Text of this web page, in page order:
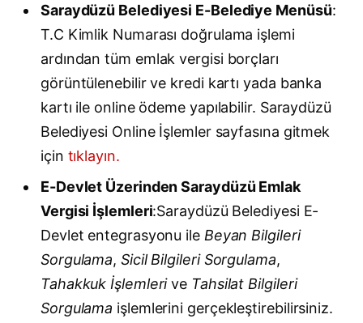
Saraydüzü Belediyesi E-Belediye Menüsü:
T.C Kimlik Numarası doğrulama işlemi
ardından tüm emlak vergisi borçları
görüntülenebilir ve kredi kartı yada banka
kartı ile online ödeme yapılabilir. Saraydüzü
Belediyesi Online İşlemler sayfasına gitmek
için tıklayın.
E-Devlet Üzerinden Saraydüzü Emlak
Vergisi İşlemleri:Saraydüzü Belediyesi E-
Devlet entegrasyonu ile Beyan Bilgileri
Sorgulama,Sicil Bilgileri Sorgulama,
Tahakkuk İşlemlerive Tahsilat Bilgileri
Sorgulama işlemlerini gerçekleştirebilirsiniz.